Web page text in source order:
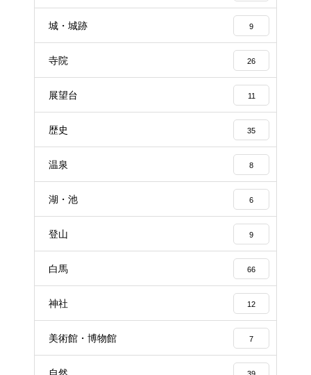
城・城跡 9
寺院 26
展望台 11
歴史 35
温泉 8
湖・池 6
登山 9
白馬 66
神社 12
美術館・博物館 7